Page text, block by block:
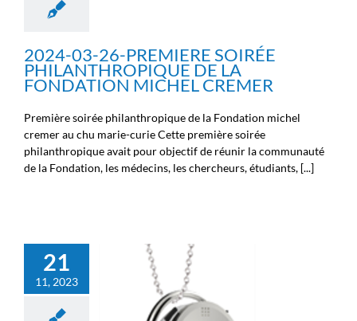
2024-03-26-PREMIERE SOIRÉE
PHILANTHROPIQUE DE LA
FONDATION MICHEL CREMER
Première soirée philanthropique de la Fondation michel
cremer au chu marie-curie Cette première soirée
philanthropique avait pour objectif de réunir la communauté
de la Fondation, les médecins, les chercheurs, étudiants, [...]
21
11, 2023
2023-11 PRIX POUR LE
PROJET TRIAXES
VOCOMEMO
Ecosystème Nouvelles des